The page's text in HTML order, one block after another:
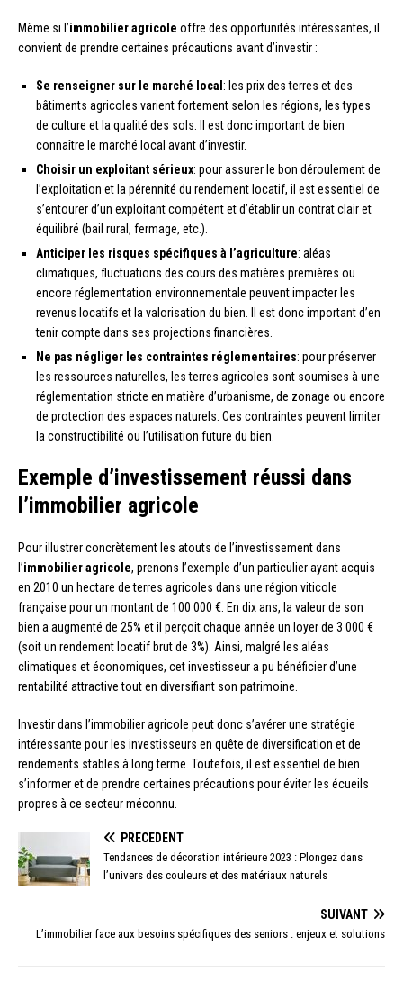
Même si l’immobilier agricole offre des opportunités intéressantes, il
convient de prendre certaines précautions avant d’investir :
Se renseigner sur le marché local : les prix des terres et des
bâtiments agricoles varient fortement selon les régions, les types
de culture et la qualité des sols. Il est donc important de bien
connaître le marché local avant d’investir.
Choisir un exploitant sérieux: pour assurer le bon déroulement de
l’exploitation et la pérennité du rendement locatif, il est essentiel de
s’entourer d’un exploitant compétent et d’établir un contrat clair et
équilibré (bail rural, fermage, etc.).
Anticiper les risques spécifiques à l’agriculture: aléas
climatiques, fluctuations des cours des matières premières ou
encore réglementation environnementale peuvent impacter les
revenus locatifs et la valorisation du bien. Il est donc important d’en
tenir compte dans ses projections financières.
Ne pas négliger les contraintes réglementaires: pour préserver
les ressources naturelles, les terres agricoles sont soumises à une
réglementation stricte en matière d’urbanisme, de zonage ou encore
de protection des espaces naturels. Ces contraintes peuvent limiter
la constructibilité ou l’utilisation future du bien.
Exemple d’investissement réussi dans
l’immobilier agricole
Pour illustrer concrètement les atouts de l’investissement dans
l’immobilier agricole, prenons l’exemple d’un particulier ayant acquis
en 2010 un hectare de terres agricoles dans une région viticole
française pour un montant de 100 000 €. En dix ans, la valeur de son
bien a augmenté de 25% et il perçoit chaque année un loyer de 3 000 €
(soit un rendement locatif brut de 3%). Ainsi, malgré les aléas
climatiques et économiques, cet investisseur a pu bénéficier d’une
rentabilité attractive tout en diversifiant son patrimoine.
Investir dans l’immobilier agricole peut donc s’avérer une stratégie
intéressante pour les investisseurs en quête de diversification et de
rendements stables à long terme. Toutefois, il est essentiel de bien
s’informer et de prendre certaines précautions pour éviter les écueils
propres à ce secteur méconnu.
PRÉCÉDENT
Tendances de décoration intérieure 2023 : Plongez dans
l’univers des couleurs et des matériaux naturels
SUIVANT
L’immobilier face aux besoins spécifiques des seniors : enjeux et solutions